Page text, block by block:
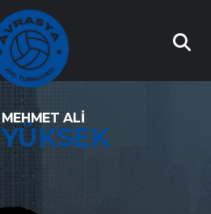
MEHMET ALI
YÜKSEK